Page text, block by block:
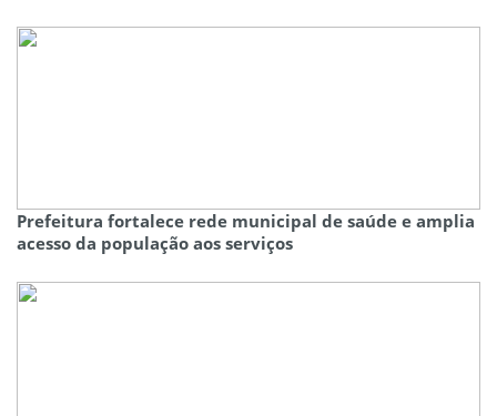
Prefeitura fortalece rede municipal de saúde e amplia
acesso da população aos serviços